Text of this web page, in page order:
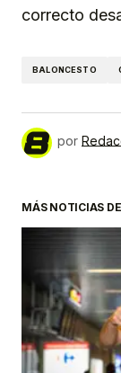
correcto
BALONCESTO
por
MÁS NOTICIAS